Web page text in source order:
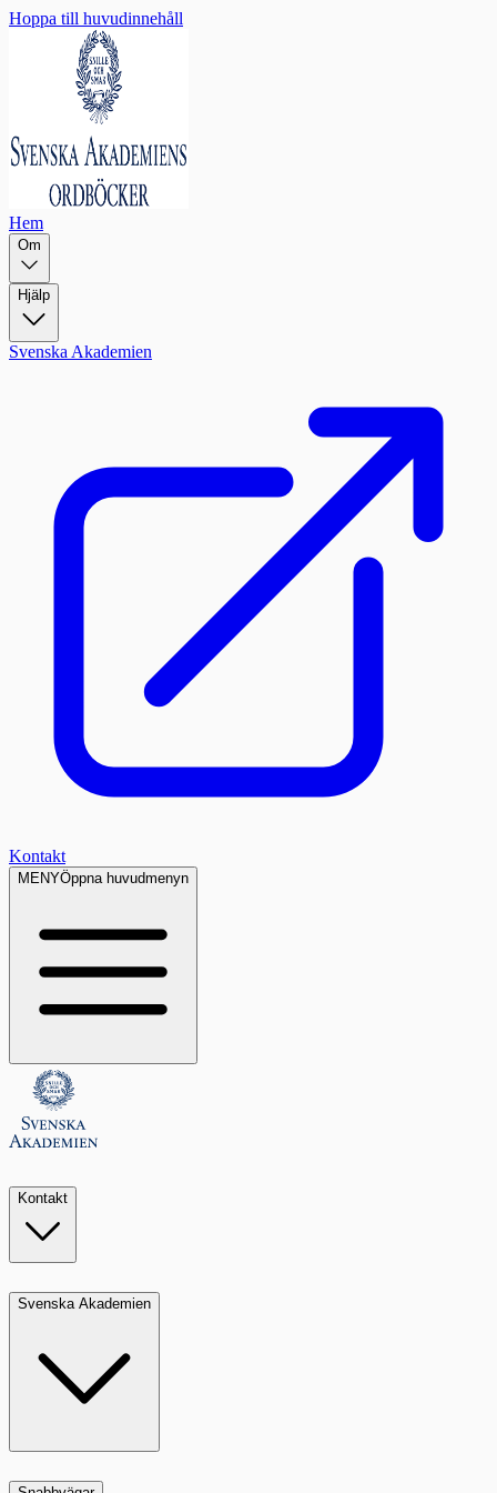
Hoppa till huvudinnehåll
Hem
Om
Hjälp
Svenska Akademien
Kontakt
MENYÖppna huvudmenyn
Kontakt
Svenska Akademien